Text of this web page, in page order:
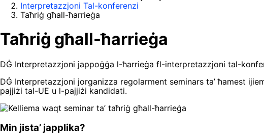
Interpretazzjoni Tal-konferenzi
Taħriġ għall-ħarrieġa
Taħriġ għall-ħarrieġa
DĠ Interpretazzjoni jappoġġa l-ħarrieġa fl-interpretazzjoni tal-
DĠ Interpretazzjoni jorganizza regolarment seminars ta’ ħamest
pajjiżi tal-UE u l-pajjiżi kandidati.
Min jista’ japplika?